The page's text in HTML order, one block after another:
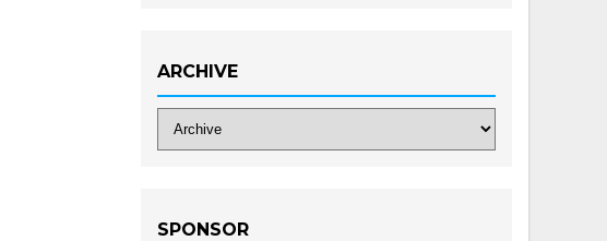
ARCHIVE
SPONSOR